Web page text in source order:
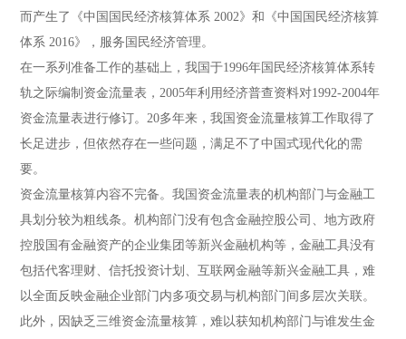
而产生了《中国国民经济核算体系 2002》和《中国国民经济核算
体系 2016》，服务国民经济管理。
在一系列准备工作的基础上，我国于1996年国民经济核算体系转
轨之际编制资金流量表，2005年利用经济普查资料对1992-2004年
资金流量表进行修订。20多年来，我国资金流量核算工作取得了
长足进步，但依然存在一些问题，满足不了中国式现代化的需
要。
资金流量核算内容不完备。我国资金流量表的机构部门与金融工
具划分较为粗线条。机构部门没有包含金融控股公司、地方政府
控股国有金融资产的企业集团等新兴金融机构等，金融工具没有
包括代客理财、信托投资计划、互联网金融等新兴金融工具，难
以全面反映金融企业部门内多项交易与机构部门间多层次关联。
此外，因缺乏三维资金流量核算，难以获知机构部门与谁发生金